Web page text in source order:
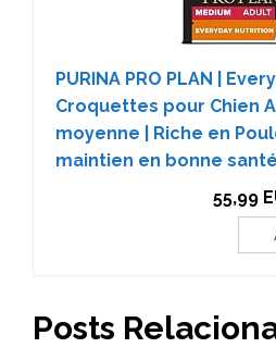
PURINA PRO PLAN |
Croquettes pour Chien
moyenne | Riche en
maintien en bonne santé
55,99
Posts